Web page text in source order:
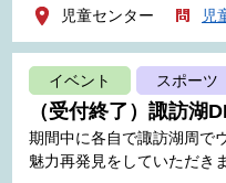
児童センター
児
イベント スポーツ
（受付終了）諏訪湖
期間中に各自で諏訪湖周で
魅力再発見をしていただき